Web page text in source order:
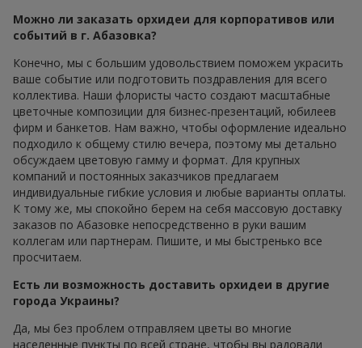
Можно ли заказать орхидеи для корпоративов или
событий в г. Абазовка?
Конечно, мы с большим удовольствием поможем украсить
ваше событие или подготовить поздравления для всего
коллектива. Наши флористы часто создают масштабные
цветочные композиции для бизнес-презентаций, юбилеев
фирм и банкетов. Нам важно, чтобы оформление идеально
подходило к общему стилю вечера, поэтому мы детально
обсуждаем цветовую гамму и формат. Для крупных
компаний и постоянных заказчиков предлагаем
индивидуальные гибкие условия и любые варианты оплаты.
К тому же, мы спокойно берем на себя массовую доставку
заказов по Абазовке непосредственно в руки вашим
коллегам или партнерам. Пишите, и мы быстренько все
просчитаем.
Есть ли возможность доставить орхидеи в другие
города Украины?
Да, мы без проблем отправляем цветы во многие
населенные пункты по всей стране, чтобы вы радовали